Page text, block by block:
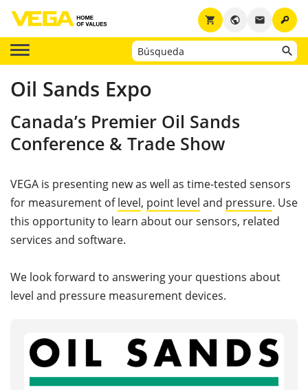
key
email
public
shopping_cart
Oil Sands Expo
Canada’s Premier Oil Sands
Conference & Trade Show
VEGA is presenting new as well as time-tested sensors
for measurement oflevel, point level and pressure. Use
this opportunity to learn about our sensors, related
services and software.
We look forward to answering your questions about
level and pressure measurement devices.